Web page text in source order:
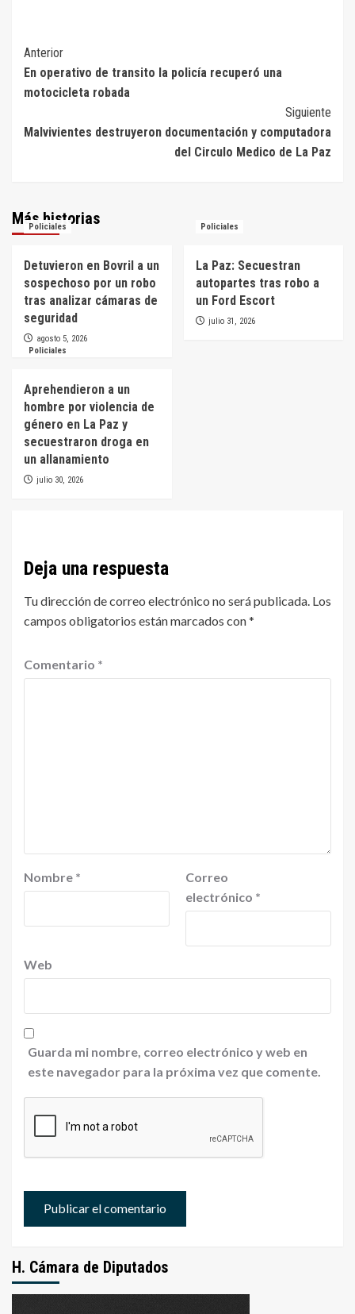
Navegación
de
Anterior
En operativo de transito la policía recuperó una
motocicleta robada
Siguiente
Malvivientes destruyeron documentación y computadora
del Circulo Medico de La Paz
Más historias
Policiales
Detuvieron en Bovril a un
sospechoso por un robo
tras analizar cámaras de
seguridad
agosto 5, 2026
Policiales
La Paz: Secuestran
autopartes tras robo a
un Ford Escort
julio 31, 2026
Policiales
Aprehendieron a un
hombre por violencia de
género en La Paz y
secuestraron droga en
un allanamiento
julio 30, 2026
Deja una respuesta
Tu dirección de correo electrónico no será publicada. Los
campos obligatorios están marcados con*
Comentario *
Nombre *
Correo
electrónico *
Web
Guarda mi nombre, correo electrónico y web en
este navegador para la próxima vez que comente.
H. Cámara de Diputados